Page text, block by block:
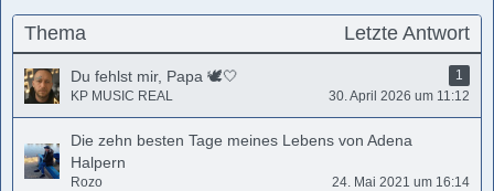
Thema Letzte Antwort
Du fehlst mir, Papa 🕊️🤍
1
KP MUSIC REAL
30. April 2026 um 11:12
Die zehn besten Tage meines Lebens von Adena
Halpern
Rozo 24. Mai 2021 um 16:14